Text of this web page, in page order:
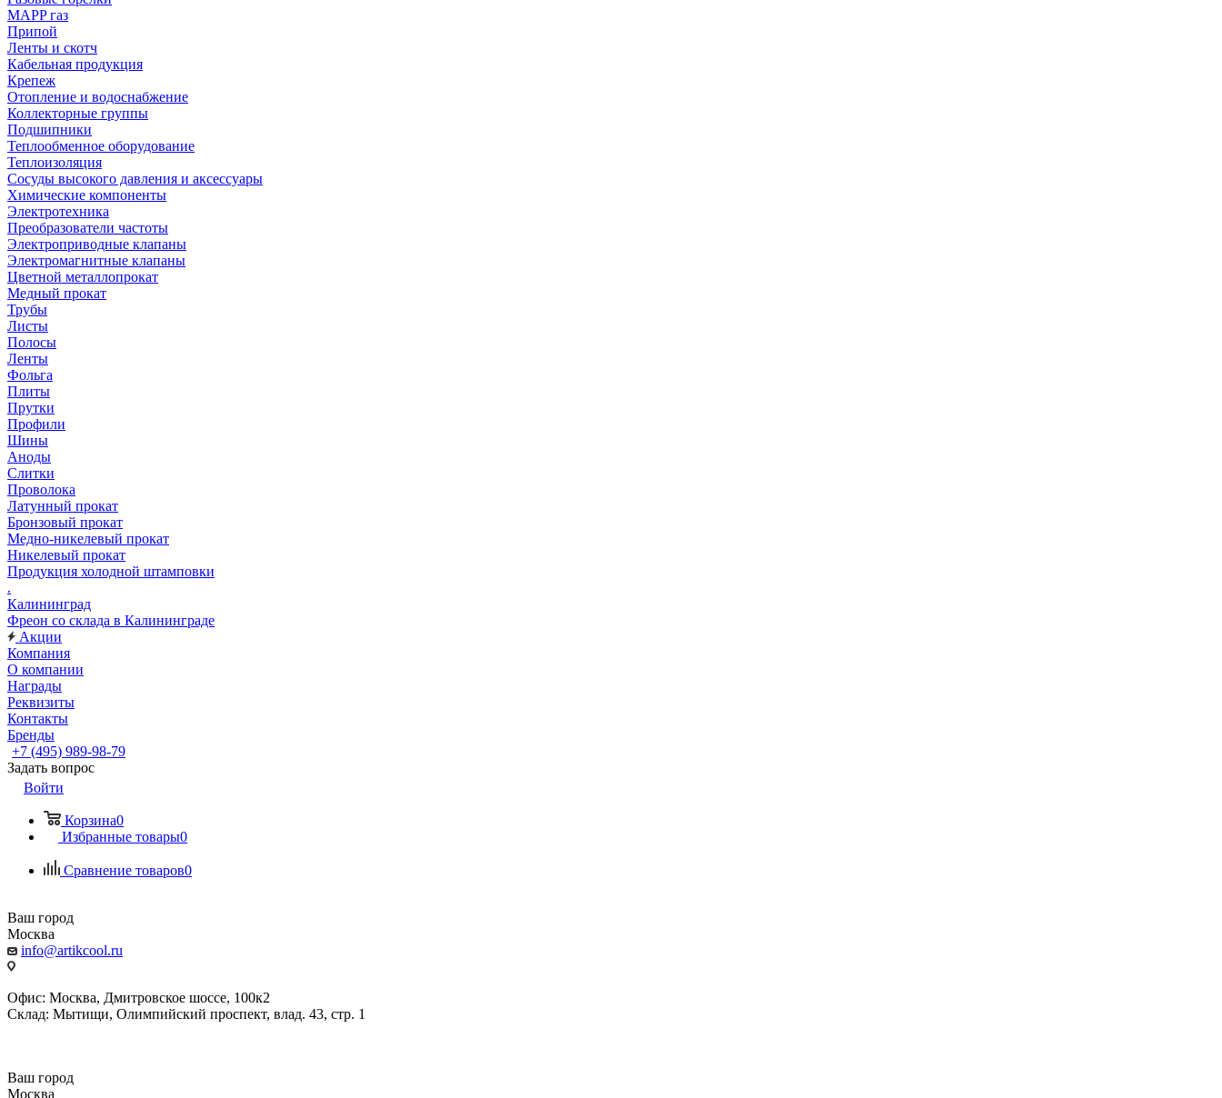
MAPP газ
Припой
Ленты и скотч
Кабельная продукция
Крепеж
Отопление и водоснабжение
Коллекторные группы
Подшипники
Теплообменное оборудование
Теплоизоляция
Сосуды высокого давления и аксессуары
Химические компоненты
Электротехника
Преобразователи частоты
Электроприводные клапаны
Электромагнитные клапаны
Цветной металлопрокат
Медный прокат
Трубы
Листы
Полосы
Ленты
Фольга
Плиты
Прутки
Профили
Шины
Аноды
Слитки
Проволока
Латунный прокат
Бронзовый прокат
Медно-никелевый прокат
Никелевый прокат
Продукция холодной штамповки
.
Калининград
Фреон со склада в Калининграде
Акции
Компания
О компании
Награды
Реквизиты
Контакты
Бренды
+7 (495) 989-98-79
Задать вопрос
Войти
Корзина0
Избранные товары0
Сравнение товаров0
Ваш город
Москва
info@artikcool.ru
Офис: Москва, Дмитровское шоссе, 100к2
Склад: Мытищи, Олимпийский проспект, влад. 43, стр. 1
Ваш город
Москва